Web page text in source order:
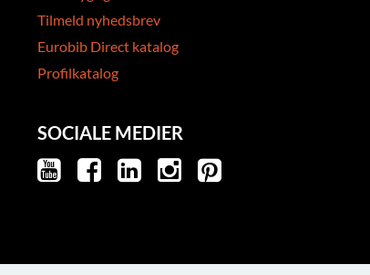
Tilmeld nyhedsbrev
Eurobib Direct katalog
Profilkatalog
SOCIALE MEDIER